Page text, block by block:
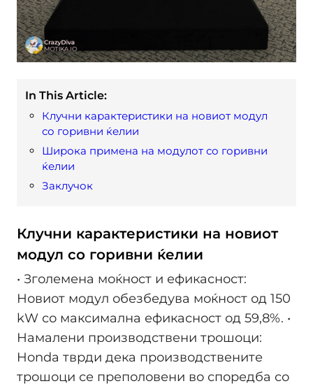
In This Article:
Клучни карактеристики на новиот модул
со горивни ќелии
Широка примена на модулот со горивни
ќелии
Заклучок
Клучни карактеристики на новиот
модул со горивни ќелии
• Зголемена моќност и ефикасност:
Новиот модул обезбедува моќност од 150
kW со максимална ефикасност од 59,8%. ​ •
Намалени производствени трошоци:
Honda тврди дека производствените
трошоци се преполовени во споредба со